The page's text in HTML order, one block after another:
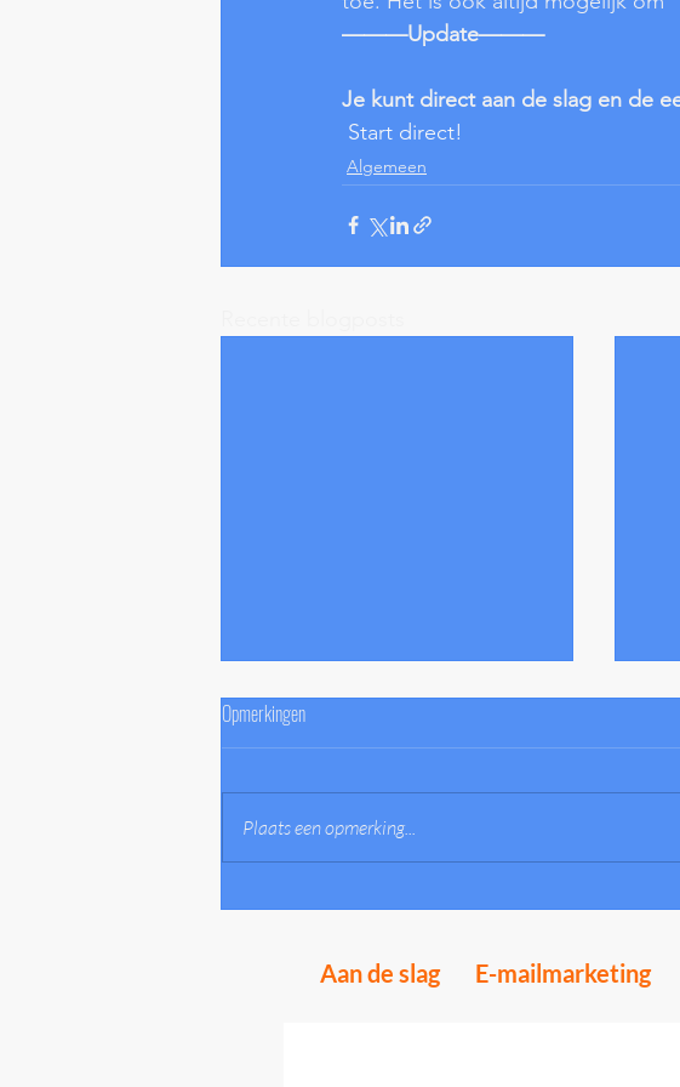
———Update———
Je kunt direct aan de slag en de
Start direct!
Algemeen
De beste smoezen om toch niet thuis te
Opmerkingen
Plaats een opmerking...
Aan de slag E-mailmarketing